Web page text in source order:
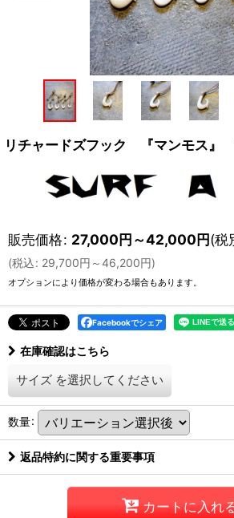
リチャードズフック 『マンモス』
販売価格: 27,000円～42,000円(税
(税込: 29,700円 ～46,200円)
オプションにより価格が変わる場合もあります。
Facebookでシェア
在庫確認はこちら
サイズ を選択してください
数量:
返品特約に関する重要事項
カートに入れ